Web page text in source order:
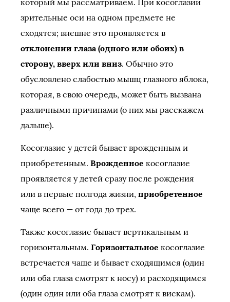
который мы рассматриваем. При косоглазии
зрительные оси на одном предмете не
сходятся; внешне это проявляется в
отклонении глаза (одного или обоих) в
сторону, вверх или вниз. Обычно это
обусловлено слабостью мышц глазного яблока,
которая, в свою очередь, может быть вызвана
различными причинами (о них мы расскажем
дальше).
Косоглазие у детей бывает врожденным и
приобретенным. Врожденное косоглазие
проявляется у детей сразу после рождения
или в первые полгода жизни, приобретенное
чаще всего — от года до трех.
Также косоглазие бывает вертикальным и
горизонтальным. Горизонтальное косоглазие
встречается чаще и бывает сходящимся (один
или оба глаза смотрят к носу) и расходящимся
(один один или оба глаза смотрят к вискам).